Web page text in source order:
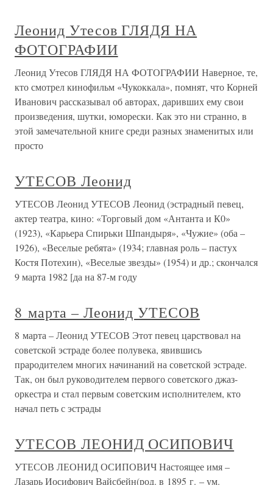
Леонид Утесов ГЛЯДЯ НА
ФОТОГРАФИИ
Леонид Утесов ГЛЯДЯ НА ФОТОГРАФИИ Наверное, те,
кто смотрел кинофильм «Чукоккала», помнят, что Корней
Иванович рассказывал об авторах, даривших ему свои
произведения, шутки, юморески. Как это ни странно, в
этой замечательной книге среди разных знаменитых или
просто
УТЕСОВ Леонид
УТЕСОВ Леонид УТЕСОВ Леонид (эстрадный певец,
актер театра, кино: «Торговый дом «Антанта и К0»
(1923), «Карьера Спирьки Шпандыря», «Чужие» (оба –
1926), «Веселые ребята» (1934; главная роль – пастух
Костя Потехин), «Веселые звезды» (1954) и др.; скончался
9 марта 1982 [да на 87-м году
8 марта – Леонид УТЕСОВ
8 марта – Леонид УТЕСОВ Этот певец царствовал на
советской эстраде более полувека, явившись
прародителем многих начинаний на советской эстраде.
Так, он был руководителем первого советского джаз-
оркестра и стал первым советским исполнителем, кто
начал петь с эстрады
УТЕСОВ ЛЕОНИД ОСИПОВИЧ
УТЕСОВ ЛЕОНИД ОСИПОВИЧ Настоящее имя –
Лазарь Иосифович Вайсбейн(род. в 1895 г. – ум.